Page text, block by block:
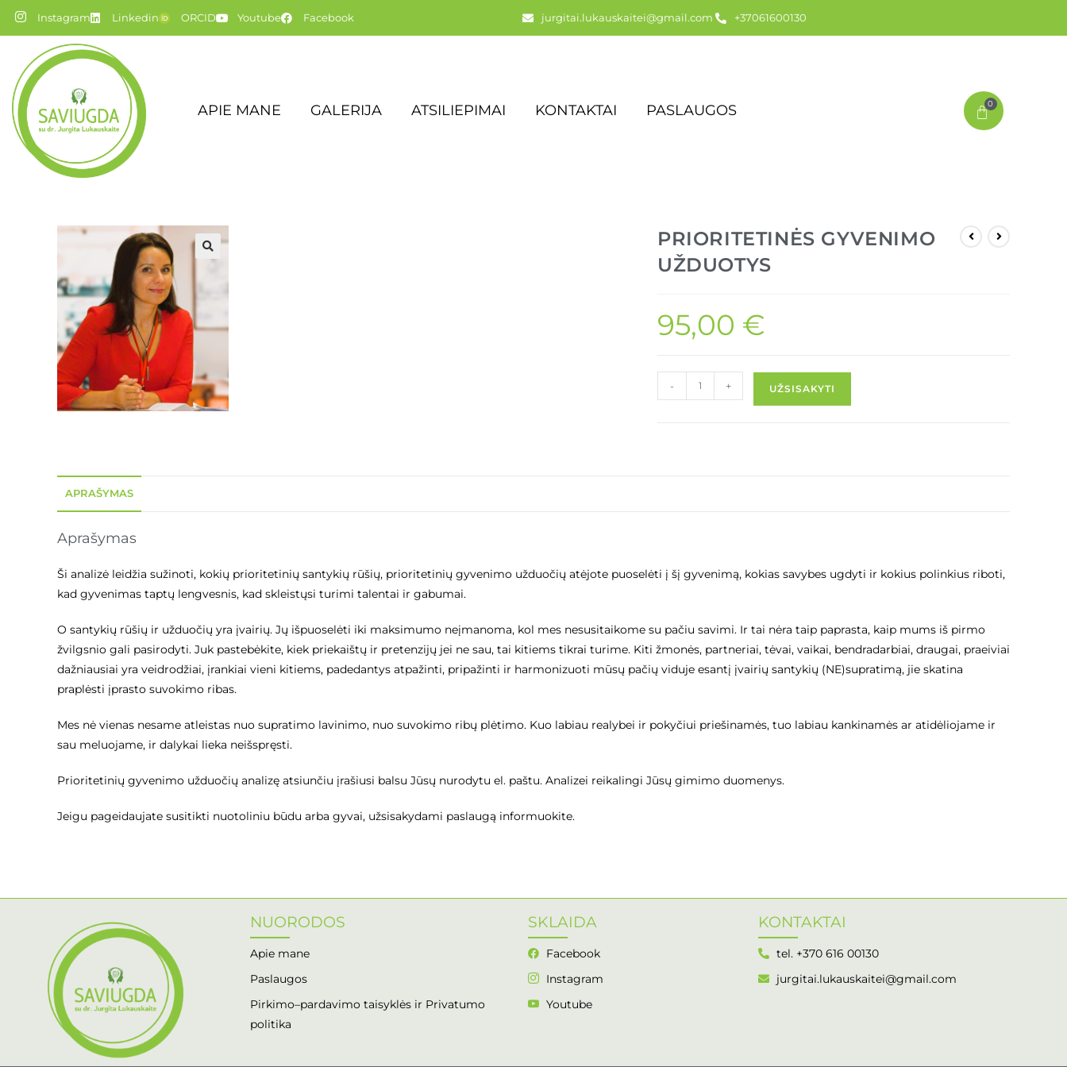
Instagram Linkedin ORCID Youtube Facebook jurgitai.lukauskaitei@gmail.com +37061600130
APIE MANE GALERIJA ATSILIEPIMAI KONTAKTAI PASLAUGOS 0
PRIORITETINĖS GYVENIMO
UŽDUOTYS
95,00 €
- + UŽSISAKYTI
APRAŠYMAS
Aprašymas
Ši analizė leidžia sužinoti, kokių prioritetinių santykių rūšių, prioritetinių gyvenimo užduočių atėjote puoselėti į šį gyvenimą, kokias savybes ugdyti ir kokius polinkius riboti,
kad gyvenimas taptų lengvesnis, kad skleistųsi turimi talentai ir gabumai.
O santykių rūšių ir užduočių yra įvairių. Jų išpuoselėti iki maksimumo neįmanoma, kol mes nesusitaikome su pačiu savimi. Ir tai nėra taip paprasta, kaip mums iš pirmo
žvilgsnio gali pasirodyti. Juk pastebėkite, kiek priekaištų ir pretenzijų jei ne sau, tai kitiems tikrai turime. Kiti žmonės, partneriai, tėvai, vaikai, bendradarbiai, draugai, praeiviai
dažniausiai yra veidrodžiai, įrankiai vieni kitiems, padedantys atpažinti, pripažinti ir harmonizuoti mūsų pačių viduje esantį įvairių santykių (NE)supratimą, jie skatina
praplėsti įprasto suvokimo ribas.
Mes nė vienas nesame atleistas nuo supratimo lavinimo, nuo suvokimo ribų plėtimo. Kuo labiau realybei ir pokyčiui priešinamės, tuo labiau kankinamės ar atidėliojame ir
sau meluojame, ir dalykai lieka neišspręsti.
Prioritetinių gyvenimo užduočių analizę atsiunčiu įrašiusi balsu Jūsų nurodytu el. paštu. Analizei reikalingi Jūsų gimimo duomenys.
Jeigu pageidaujate susitikti nuotoliniu būdu arba gyvai, užsisakydami paslaugą informuokite.
NUORODOS
Apie mane
Paslaugos
Pirkimo–pardavimo taisyklės ir Privatumo
politika
SKLAIDA
Facebook
Instagram
Youtube
KONTAKTAI
tel. +370 616 00130
jurgitai.lukauskaitei@gmail.com